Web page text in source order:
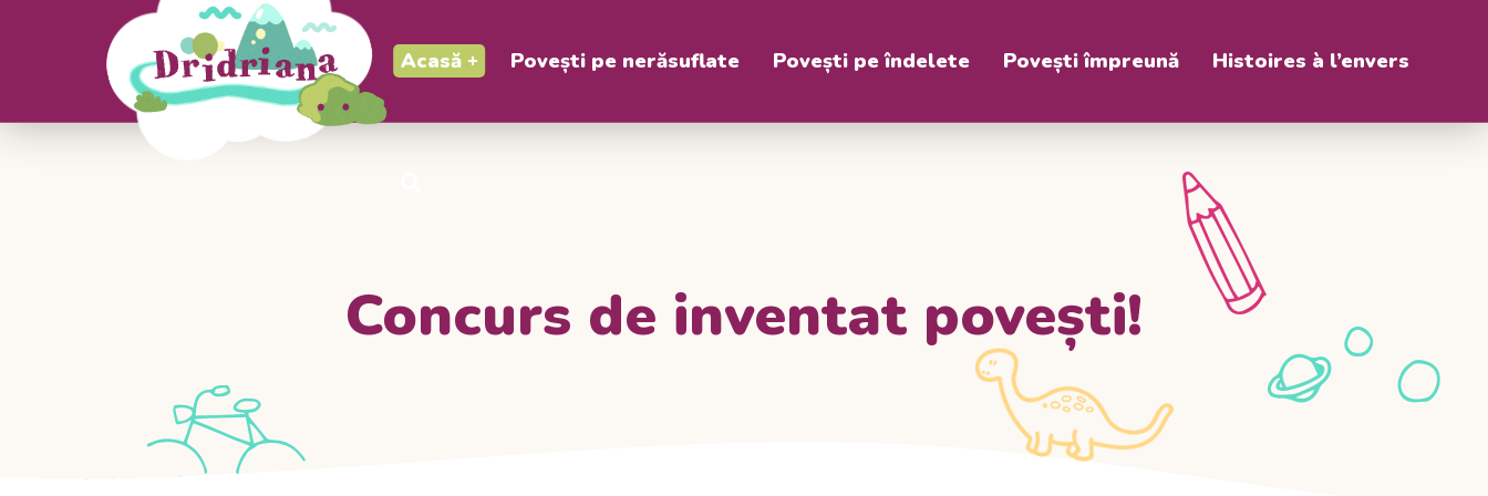
Acasă Povești pe nerăsuflate Povești pe îndelete Povești împreună Histoires à l’envers
Concurs de inventat povești!